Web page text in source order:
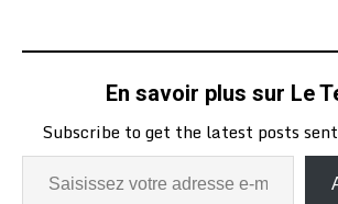
En savoir plus sur Le
Subscribe to get the latest posts